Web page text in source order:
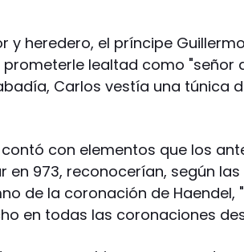
y heredero, el príncipe
lealtad como "señor
Carlos vestía una túnica
con elementos que los
en 973, reconocerían, según las
de la coronación de Haendel,
en todas las coronaciones